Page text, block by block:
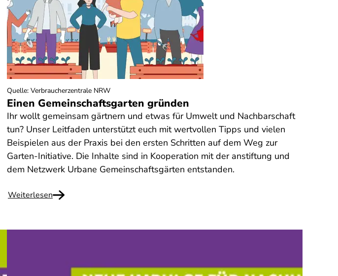
Einen Gemeinschaftsgarten gründen
Ihr wollt gemeinsam gärtnern und etwas für Umwelt und Nachbarschaft
tun? Unser Leitfaden unterstützt euch mit wertvollen Tipps und vielen
Beispielen aus der Praxis bei den ersten Schritten auf dem Weg zur
Garten-Initiative. Die Inhalte sind in Kooperation mit der anstiftung und
dem Netzwerk Urbane Gemeinschaftsgärten entstanden.
Weiterlesen
Quelle: Verbraucherzentrale NRW